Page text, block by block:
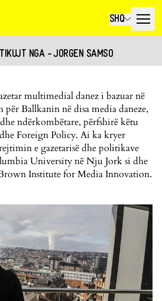
SHQ
NGA - JORGEN SAMSO
multimedial danez i bazuar në
Ballkanin në disa media daneze,
ndërkombëtare, përfshirë këtu
Foreign Policy. Ai ka kryer
e gazetarisë dhe politikave
University në Nju Jork si dhe
Institute for Media Innovation.